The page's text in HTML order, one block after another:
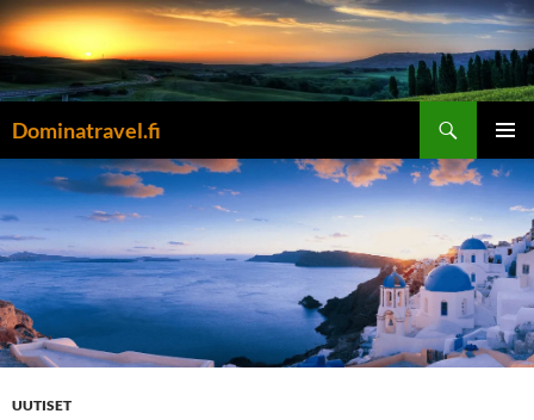
Siirry
sisältöön
Dominatravel.fi
UUTISET